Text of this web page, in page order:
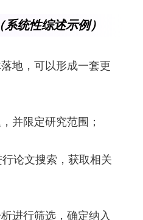
统性综述示例）
地，可以形成一套更
并限定研究范围；
论文搜索，获取相关
进行筛选，确定纳入